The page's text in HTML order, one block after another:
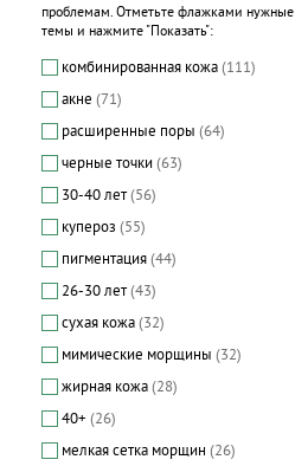
проблемам. Отметьте флажками нужные
темы и нажмите "Показать":
комбинированная кожа (111)
акне (71)
расширенные поры (64)
черные точки (63)
30-40 лет(56)
купероз (55)
пигментация (44)
26-30 лет(43)
сухая кожа (32)
мимические морщины (32)
жирная кожа (28)
40+ (26)
мелкая сетка морщин (26)